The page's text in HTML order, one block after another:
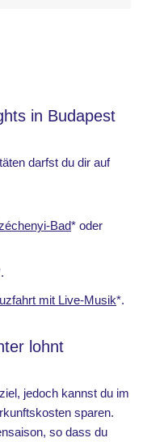
in Budapest
darfst du dir auf
Bad* oder
mit Live-Musik*.
lohnt
jedoch kannst du im
sparen.
so dass du